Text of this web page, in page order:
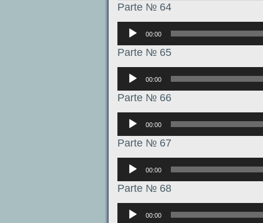
Parte № 64
Аудиоплеер
00:00
Parte № 65
Аудиоплеер
00:00
Parte № 66
Аудиоплеер
00:00
Parte № 67
Аудиоплеер
00:00
Parte № 68
Аудиоплеер
00:00